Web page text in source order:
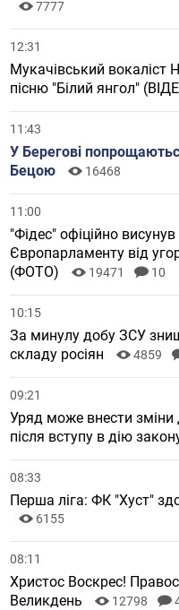
7777
12:31
Мукачівський вокаліст
пісню "Білий янгол"
11:43
У Берегові
Бецою
16468
11:00
"Фідес" офіційно
Європарламенту від
(ФОТО)
19471 10
10:15
За минулу добу ЗСУ
складу росіян
4859
09:21
Уряд може внести
після вступу в дію
08:33
Перша ліга: ФК "Хуст"
6155
08:11
Христос Воскрес!
Великдень
12798